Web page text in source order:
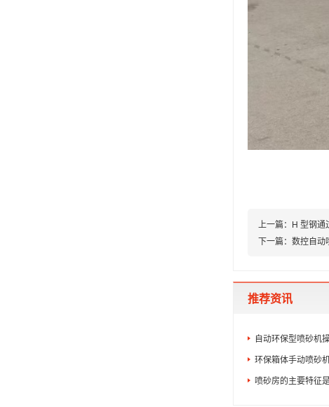
上一篇： H 型钢通
下一篇： 数控自动
推荐资讯
自动环保型喷砂机
环保箱体手动喷砂
喷砂房的主要特征